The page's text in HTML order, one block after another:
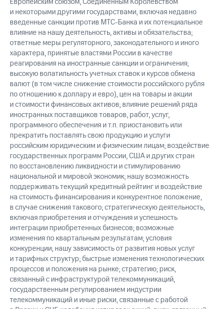
и некоторыми другими государствами, включая недавно
введенные санкции против МТС-Банка и их потенциальное
влияние на нашу деятельность, активы и обязательства;
ответные меры регуляторного, законодательного и иного
характера, принятые властями России в качестве
реагирования на иностранные санкции и ограничения;
высокую волатильность учетных ставок и курсов обмена
валют (в том числе снижение стоимости российского рубля
по отношению к доллару и евро), цен на товары и акции
и стоимости финансовых активов; влияние решений ряда
иностранных поставщиков товаров, работ, услуг,
программного обеспечения и т.п. приостановить или
прекратить поставлять свою продукцию и услуги
российским юридическим и физическим лицам; воздействие
государственных программ России, США и других стран
по восстановлению ликвидности и стимулированию
национальной и мировой экономик; нашу возможность
поддерживать текущий кредитный рейтинг и воздействие
на стоимость финансирования и конкурентное положение,
в случае снижения такового; стратегическую деятельность,
включая приобретения и отчуждения и успешность
интеграции приобретенных бизнесов; возможные
изменения по квартальным результатам; условия
конкуренции; нашу зависимость от развития новых услуг
и тарифных структур; быстрые изменения технологических
процессов и положения на рынке; стратегию; риск,
связанный с инфраструктурой телекоммуникаций,
государственным регулированием индустрии
телекоммуникаций и иные риски, связанные с работой